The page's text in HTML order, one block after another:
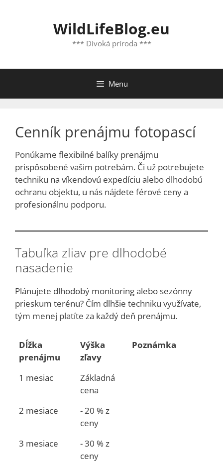
WildLifeBlog.eu
*** Divoká príroda ***
Menu
Cenník prenájmu fotopascí
Ponúkame flexibilné balíky prenájmu
prispôsobené vašim potrebám. Či už potrebujete
techniku na víkendovú expedíciu alebo dlhodobú
ochranu objektu, u nás nájdete férové ceny a
profesionálnu podporu.
Tabuľka zliav pre dlhodobé
nasadenie
Plánujete dlhodobý monitoring alebo sezónny
prieskum terénu? Čím dlhšie techniku využívate,
tým menej platíte za každý deň prenájmu.
Dĺžka
prenájmu
Výška
zľavy
Poznámka
1 mesiac
Základná
cena
2 mesiace
- 20 % z
ceny
3 mesiace
- 30 % z
ceny